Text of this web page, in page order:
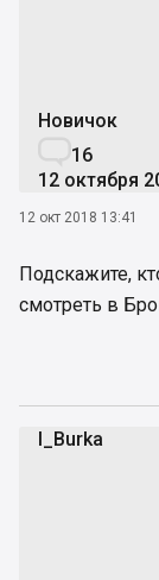
Новичок
16
12 октября
12 окт 2018 13:41
Подскажите,
смотреть в
I_Burka